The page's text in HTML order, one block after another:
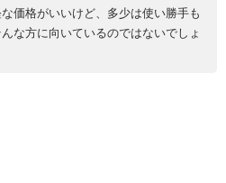
な価格がいいけど、多少は使い勝手も
な方に向いているのではないでしょ